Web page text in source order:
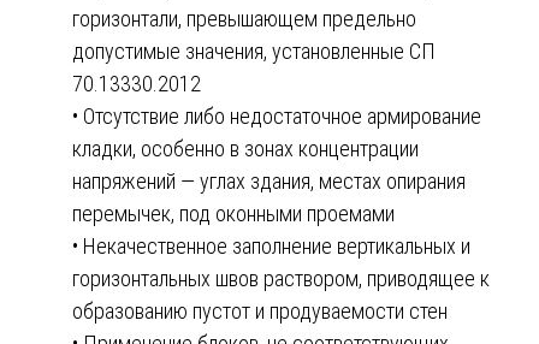
горизонтали, превышающем предельно
допустимые значения, установленные СП
70.13330.2012
• Отсутствие либо недостаточное армирование
кладки, особенно в зонах концентрации
напряжений — углах здания, местах опирания
перемычек, под оконными проемами
• Некачественное заполнение вертикальных и
горизонтальных швов раствором, приводящее к
образованию пустот и продуваемости стен